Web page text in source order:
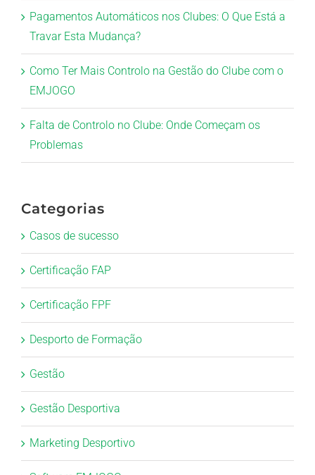
Pagamentos Automáticos nos Clubes: O Que Está a
Travar Esta Mudança?
Como Ter Mais Controlo na Gestão do Clube com o
EMJOGO
Falta de Controlo no Clube: Onde Começam os
Problemas
Categorias
Casos de sucesso
Certificação FAP
Certificação FPF
Desporto de Formação
Gestão
Gestão Desportiva
Marketing Desportivo